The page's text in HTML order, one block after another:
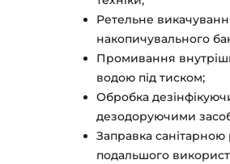
Ретельне
накопичувального
Промивання
водою під тиском;
Обробка
дезодоруючими
Заправка
подальшого